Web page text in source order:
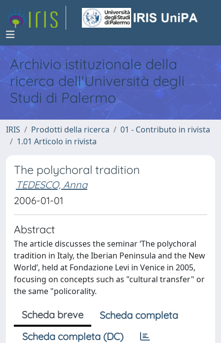
Archivio istituzionale della
ricerca dell'Università degli
Studi di Palermo
IRIS Prodotti della ricerca
01 - Contributo in rivista
1.01 Articolo in rivista
The polychoral tradition
TEDESCO, Anna
2006-01-01
Abstract
The article discusses the seminar ‘The polychoral
tradition in Italy, the Iberian Peninsula and the New
World’, held at Fondazione Levi in Venice in 2005,
focusing on concepts such as "cultural transfer" or
the same "policorality.
Scheda breve
Scheda completa
Scheda completa (DC)